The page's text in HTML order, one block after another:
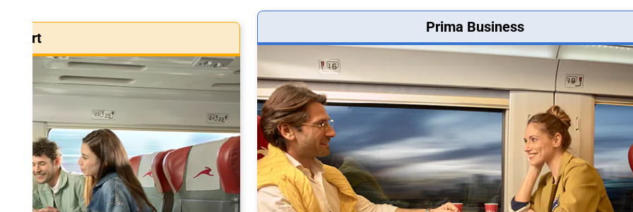
Smart
Prima Business